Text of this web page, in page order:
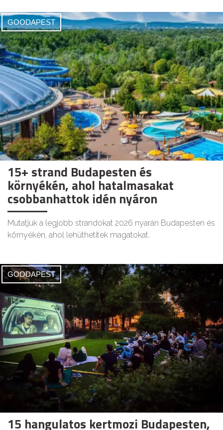
GOODAPEST
15+ strand Budapesten és
környékén, ahol hatalmasakat
csobbanhattok idén nyáron
Mutatjuk a legjobb strandokat 2026 nyarán Budapesten és
környékén, ahol lehűthetitek magatokat.
GOODAPEST
15 hangulatos kertmozi Budapesten,